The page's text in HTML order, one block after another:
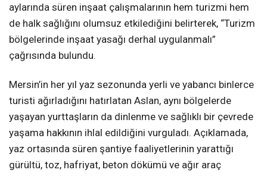
aylarında süren inşaat çalışmalarının hem turizmi hem
de halk sağlığını olumsuz etkilediğini belirterek, “Turizm
bölgelerinde inşaat yasağı derhal uygulanmalı”
çağrısında bulundu.
Mersin’in her yıl yaz sezonunda yerli ve yabancı binlerce
turisti ağırladığını hatırlatan Aslan, aynı bölgelerde
yaşayan yurttaşların da dinlenme ve sağlıklı bir çevrede
yaşama hakkının ihlal edildiğini vurguladı. Açıklamada,
yaz ortasında süren şantiye faaliyetlerinin yarattığı
gürültü, toz, hafriyat, beton dökümü ve ağır araç